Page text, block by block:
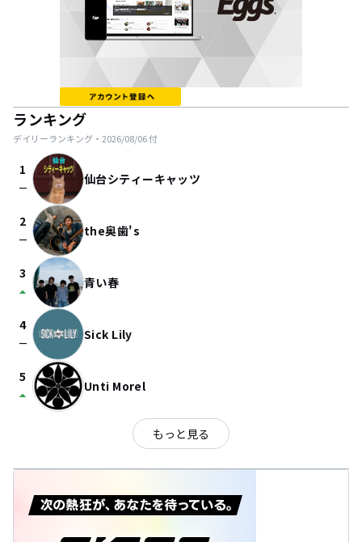
ランキング
デイリーランキング・ 2026/08/06付
1
check_indeterminate_small 仙台シティーキャッツ
2
check_indeterminate_small the奥歯's
3
arrow_drop_up 青い春
4
check_indeterminate_small Sick Lily
5
arrow_drop_up Unti Morel
もっと見る